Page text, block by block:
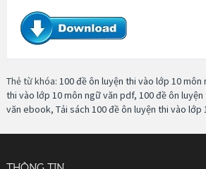
Thẻ từ khóa: 100 đề ôn luyện thi vào lớp 10 môn
thi vào lớp 10 môn ngữ văn pdf, 100 đề ôn
văn ebook, Tải sách 100 đề ôn luyện thi vào lớp